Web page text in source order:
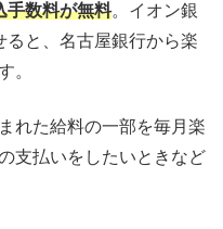
手数料が無料。イオン銀
と、名古屋銀行から楽
。
れた給料の一部を毎月楽
支払いをしたいときなど